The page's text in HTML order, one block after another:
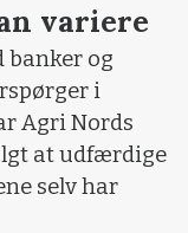
variere
banker og
i
Agri Nords
at udfærdige
selv har